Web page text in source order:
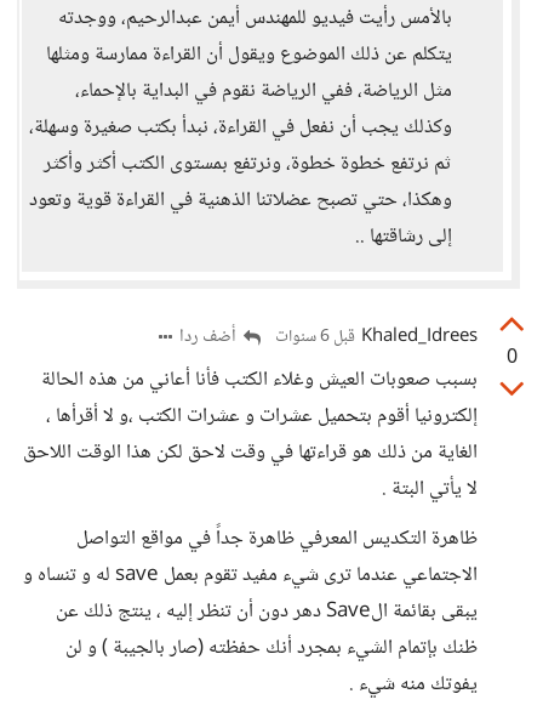
بالأمس رأيت فيديو للمهندس أيمن عبدالرحيم، ووجدته
يتكلم عن ذلك الموضوع ويقول أن القراءة ممارسة ومثلها
مثل الرياضة، ففي الرياضة نقوم في البداية بالإحماء،
وكذلك يجب أن نفعل في القراءة، نبدأ بكتب صغيرة وسهلة،
ثم نرتفع خطوة خطوة، ونرتفع بمستوى الكتب أكثر وأكثر
وهكذا، حتي تصبح عضلاتنا الذهنية في القراءة قوية وتعود
إلى رشاقتها ..
0
Khaled_Idrees قبل 6 سنوات أضف ردا
بسبب صعوبات العيش وغلاء الكتب فأنا أعاني من هذه الحالة
إلكترونيا أقوم بتحميل عشرات و عشرات الكتب ،و لا أقرأها ،
الغاية من ذلك هو قراءتها في وقت لاحق لكن هذا الوقت اللاحق
لا يأتي البتة .
ظاهرة التكديس المعرفي ظاهرة جداً في مواقع التواصل
الاجتماعي عندما ترى شيء مفيد تقوم بعمل save له و تنساه و
يبقى بقائمة الSave دهر دون أن تنظر إليه ، ينتج ذلك عن
ظنك بإتمام الشيء بمجرد أنك حفظته (صار بالجيبة ) و لن
يفوتك منه شيء .